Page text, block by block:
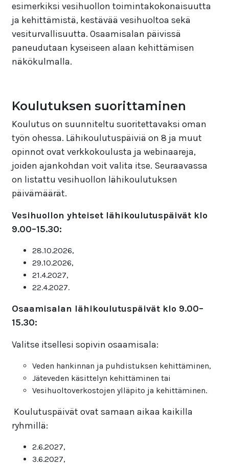
esimerkiksi vesihuollon toimintakokonaisuutta
ja kehittämistä, kestävää vesihuoltoa sekä
vesiturvallisuutta. Osaamisalan päivissä
paneudutaan kyseiseen alaan kehittämisen
näkökulmalla.
Koulutuksen suorittaminen
Koulutus on suunniteltu suoritettavaksi oman
työn ohessa. Lähikoulutuspäiviä on 8 ja muut
opinnot ovat verkkokoulusta ja webinaareja,
joiden ajankohdan voit valita itse. Seuraavassa
on listattu vesihuollon lähikoulutuksen
päivämäärät.
Vesihuollon yhteiset lähikoulutuspäivät klo
9.00–15.30:
28.10.2026,
29.10.2026,
21.4.2027,
22.4.2027.
Osaamisalan lähikoulutuspäivät klo 9.00–
15.30:
Valitse itsellesi sopivin osaamisala:
Veden hankinnan ja puhdistuksen kehittäminen,
Jäteveden käsittelyn kehittäminen tai
Vesihuoltoverkostojen ylläpito ja kehittäminen.
Koulutuspäivät ovat samaan aikaa kaikilla
ryhmillä:
2.6.2027,
3.6.2027,